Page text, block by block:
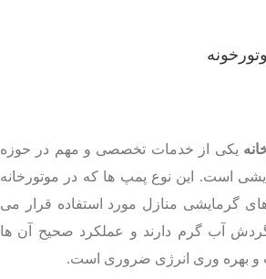
یکی از خدمات تخصصی و مهم در حوزه
است. این نوع پمپ ها که در موتورخانه
گرمایشی منازل مورد استفاده قرار می
آب گرم دارند و عملکرد صحیح آن ها
بهره وری انرژی ضروری است.